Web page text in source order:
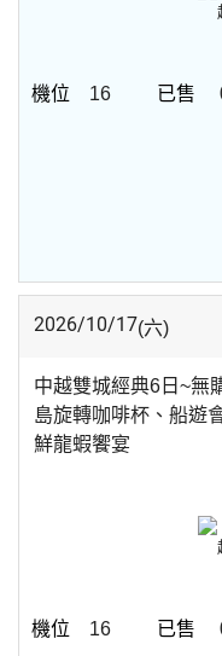
16
2026/10/17(六)
中越雙城經典6日~無
島旋轉咖啡杯、船遊
鮮龍蝦饗宴
16